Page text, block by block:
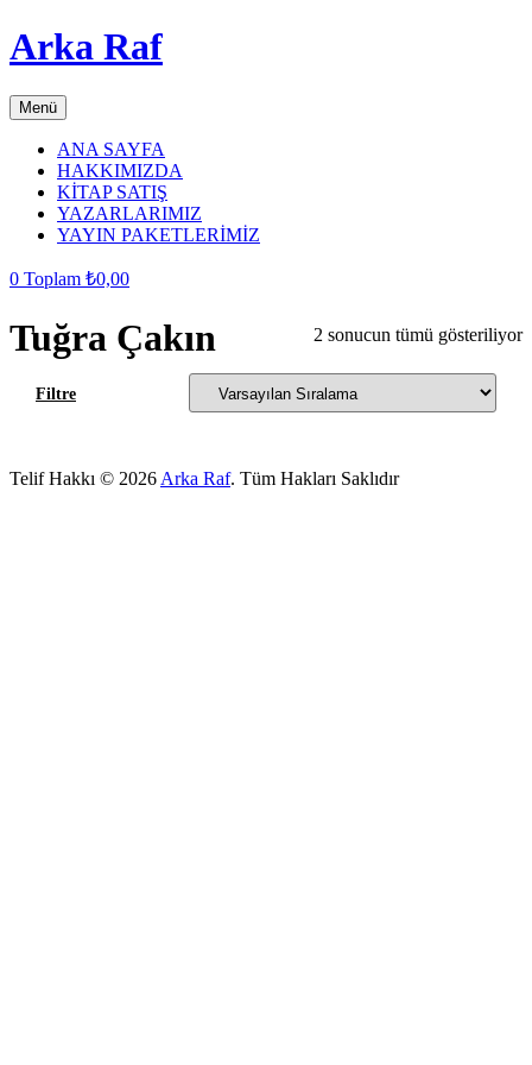
Arka Raf
Menü
ANA SAYFA
HAKKIMIZDA
KİTAP SATIŞ
YAZARLARIMIZ
YAYIN PAKETLERİMİZ
0 Toplam ₺0,00
Tuğra Çakın 2 sonucun tümü gösteriliyor
Filtre
Telif Hakkı © 2026 Arka Raf. Tüm Hakları Saklıdır